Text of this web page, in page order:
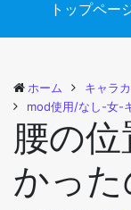
トップペー
ホーム キャラ
mod使用/なし-女-
腰の
かった